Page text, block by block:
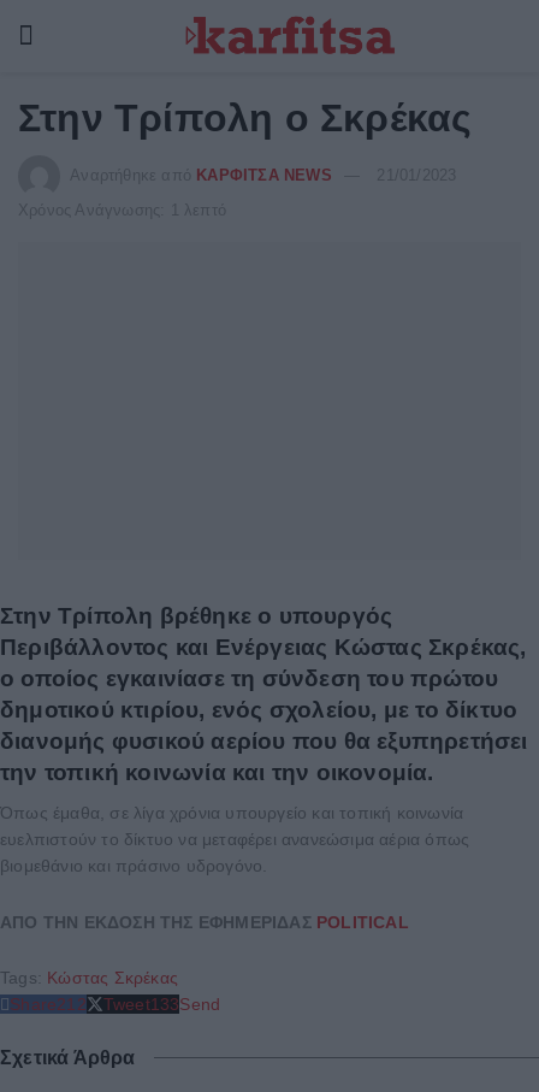
Στην Τρίπολη ο Σκρέκας
Αναρτήθηκε από ΚΑΡΦΙΤΣΑ NEWS
21/01/2023
Χρόνος Ανάγνωσης: 1 λεπτό
Στην Τρίπολη βρέθηκε ο υπουργός
Περιβάλλοντος και Ενέργειας Κώστας Σκρέκας,
ο οποίος εγκαινίασε τη σύνδεση του πρώτου
δημοτικού κτιρίου, ενός σχολείου, με το δίκτυο
διανομής φυσικού αερίου που θα εξυπηρετήσει
την τοπική κοινωνία και την οικονομία.
Όπως έμαθα, σε λίγα χρόνια υπουργείο και τοπική κοινωνία
ευελπιστούν το δίκτυο να μεταφέρει ανανεώσιμα αέρια όπως
βιομεθάνιο και πράσινο υδρογόνο.
ΑΠΟ ΤΗΝ ΕΚΔΟΣΗ ΤΗΣ ΕΦΗΜΕΡΙΔΑΣ POLITICAL
Tags: Κώστας Σκρέκας
Share212 Tweet133Send
Σχετικά Άρθρα